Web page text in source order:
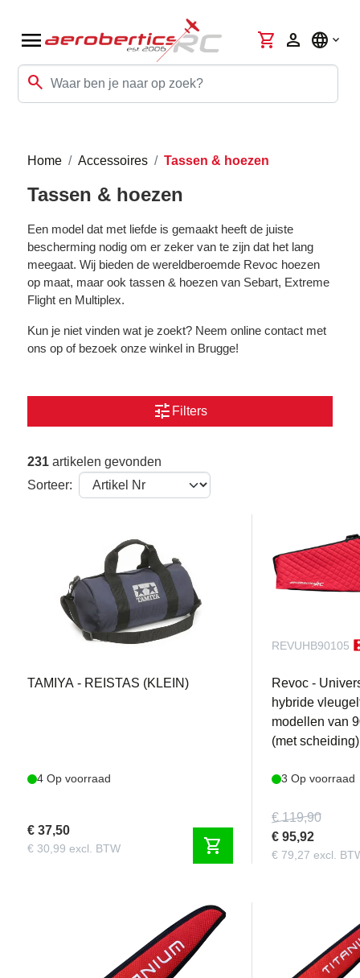
menu
search
shopping_cart person language
Home Accessoires Tassen & hoezen
Tassen & hoezen
Een model dat met liefde is gemaakt heeft de juiste
bescherming nodig om er zeker van te zijn dat het lang
meegaat. Wij bieden de wereldberoemde Revoc hoezen
op maat, maar ook tassen & hoezen van Sebart, Extreme
Flight en Multiplex.
Kun je niet vinden wat je zoekt? Neem online contact met
ons op of bezoek onze winkel in Brugge!
tune Filters
231 artikelen gevonden
Sorteer:
TAMIYA - REISTAS (KLEIN)
4 Op voorraad
€ 37,50
€ 30,99 excl. BTW shopping_cart
REVUHB90105
Revoc -
hybride
modellen van
(met scheiding)
3 Op voorraad
€ 119,90
€ 95,92
€ 79,27 excl.